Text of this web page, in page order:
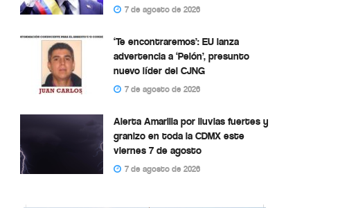
7 de agosto de 2026
‘Te encontraremos’: EU lanza
advertencia a ‘Pelón’, presunto
nuevo líder del CJNG
7 de agosto de 2026
Alerta Amarilla por lluvias fuertes y
granizo en toda la CDMX este
viernes 7 de agosto
7 de agosto de 2026